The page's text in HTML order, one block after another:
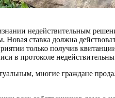
недействительным
ставка должна
только получив
в протоколе
многие граждане